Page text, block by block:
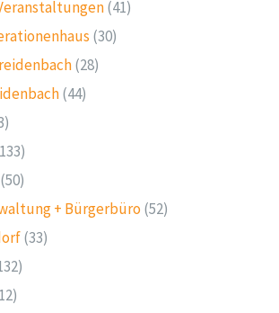
(41)
(30)
(28)
(44)
(50)
+ Bürgerbüro (52)
(33)